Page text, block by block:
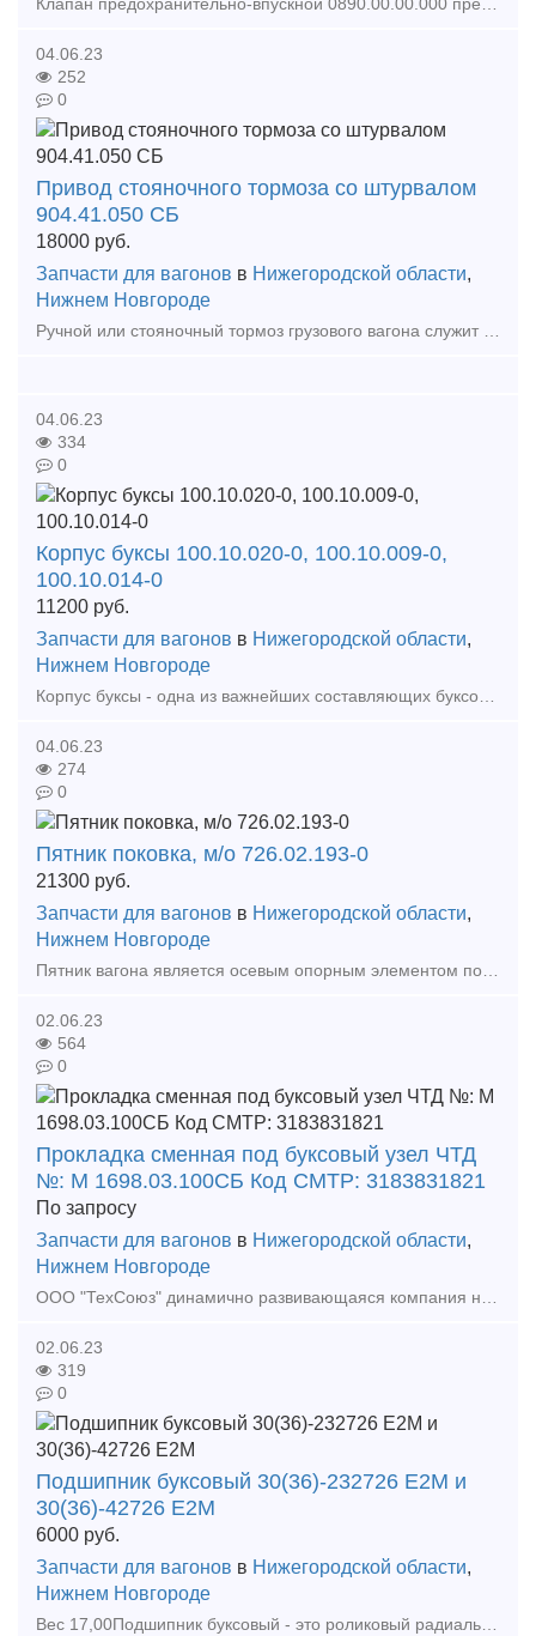
04.06.23
252
0
Привод стояночного тормоза со штурвалом
904.41.050 СБ
18000 руб.
Запчасти для вагонов в Нижегородской области,
Нижнем Новгороде
04.06.23
334
0
Корпус буксы 100.10.020-0, 100.10.009-0,
100.10.014-0
11200 руб.
Запчасти для вагонов в Нижегородской области,
Нижнем Новгороде
04.06.23
274
0
Пятник поковка, м/о 726.02.193-0
21300 руб.
Запчасти для вагонов в Нижегородской области,
Нижнем Новгороде
Пятник вагона является осевым опорным элементом поворотного вращения тележки грузового вагона относительно его рамы. Деталь состоит из 2-х частей, одна из которых (верхняя) крепится к низу шкв
02.06.23
564
0
Прокладка сменная под буксовый узел ЧТД
№: М 1698.03.100СБ Код СМТР: 3183831821
По запросу
Запчасти для вагонов в Нижегородской области,
Нижнем Новгороде
ООО "ТехСоюз" динамично развивающаяся компания на рынке комплектующих и запасных частей для грузового вагоностроения, реализует продукцию собственно производства. Лист верхний шкворне
02.06.23
319
0
Подшипник буксовый 30(36)-232726 Е2М и
30(36)-42726 Е2М
6000 руб.
Запчасти для вагонов в Нижегородской области,
Нижнем Новгороде
Вес 17,00Подшипник буксовый - это роликовый радиальный однорядный подшипник с короткими цилиндрическими роликами, с безбортовым внутренним кольцом и плоским упорным кольцом. Предназначе